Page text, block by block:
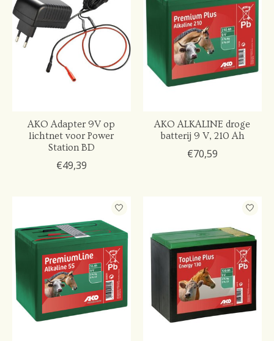
AKO Adapter 9V op
lichtnet voor Power
Station BD
€49,39
AKO ALKALINE droge
batterij 9 V, 210 Ah
€70,59